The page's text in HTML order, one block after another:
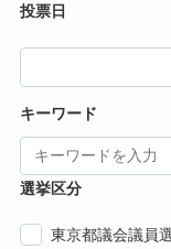
投票日
キーワード
選挙区分
東京都議会議員